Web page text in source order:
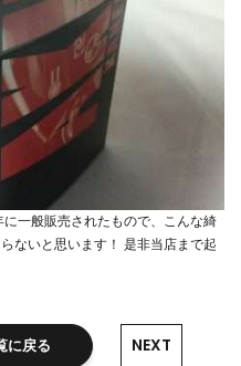
一般販売されたもので、こんな綺
ないと思います！ 是非当店まで起
に戻る NEXT